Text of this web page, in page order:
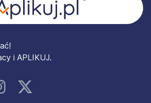
i APLIKUJ.
Instagram